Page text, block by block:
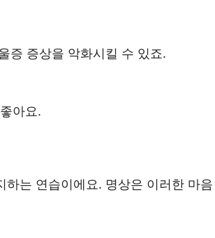
증 증상을 악화시킬 수 있죠.
아요.
는 연습이에요. 명상은 이러한 마